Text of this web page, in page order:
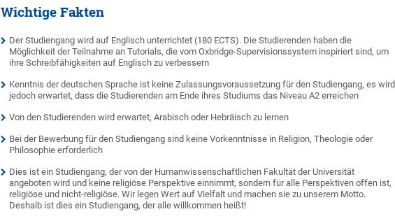
Wichtige Fakten
Der Studiengang wird auf Englisch unterrichtet (180 ECTS). Die Studierenden haben die
Möglichkeit der Teilnahme an Tutorials, die vom Oxbridge-Supervisionssystem inspiriert sind, um
ihre Schreibfähigkeiten auf Englisch zu verbessern
Kenntnis der deutschen Sprache ist keine Zulassungsvoraussetzung für den Studiengang, es wird
jedoch erwartet, dass die Studierenden am Ende ihres Studiums das Niveau A2 erreichen
Von den Studierenden wird erwartet, Arabisch oder Hebräisch zu lernen
Bei der Bewerbung für den Studiengang sind keine Vorkenntnisse in Religion, Theologie oder
Philosophie erforderlich
Dies ist ein Studiengang, der von der Humanwissenschaftlichen Fakultät der Universität
angeboten wird und keine religiöse Perspektive einnimmt, sondern für alle Perspektiven offen ist,
religiöse und nicht-religiöse. Wir legen Wert auf Vielfalt und machen sie zu unserem Motto.
Deshalb ist dies ein Studiengang, der alle willkommen heißt!